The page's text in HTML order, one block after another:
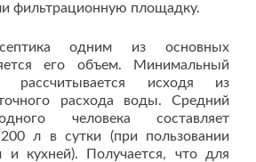
фильтрационную площадку.
одним из основных
его объем. Минимальный
рассчитывается исходя из
расхода воды. Средний
человека составляет
л в сутки (при пользовании
и кухней). Получается, что для